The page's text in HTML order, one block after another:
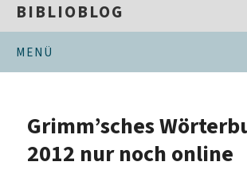
BIBLIOBLOG
MENÜ
Grimm’sches
2012 nur noch online